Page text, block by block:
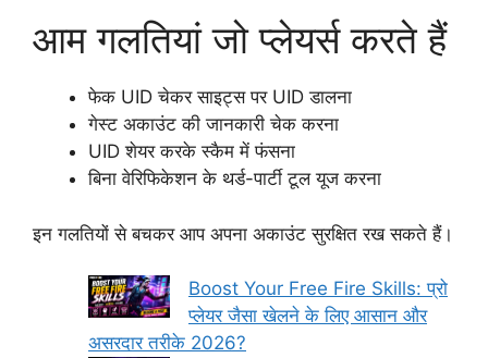
आम गलतियां जो प्लेयर्स करते हैं
फेक UID चेकर साइट्स पर UID डालना
गेस्ट अकाउंट की जानकारी चेक करना
UID शेयर करके स्कैम में फंसना
बिना वेरिफिकेशन के थर्ड-पार्टी टूल यूज करना
इन गलतियों से बचकर आप अपना अकाउंट सुरक्षित रख सकते हैं।
Boost Your Free Fire Skills: प्रो
प्लेयर जैसा खेलने के लिए आसान और
असरदार तरीके 2026?